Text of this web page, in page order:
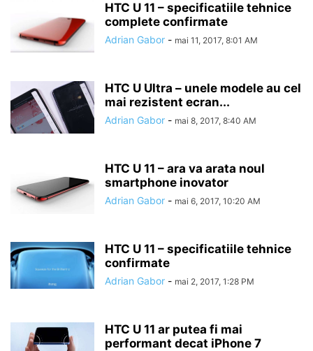
HTC U 11 – specificatiile tehnice
complete confirmate
Adrian Gabor - mai 11, 2017, 8:01 AM
HTC U Ultra – unele modele au cel
mai rezistent ecran...
Adrian Gabor - mai 8, 2017, 8:40 AM
HTC U 11 – ara va arata noul
smartphone inovator
Adrian Gabor - mai 6, 2017, 10:20 AM
HTC U 11 – specificatiile tehnice
confirmate
Adrian Gabor - mai 2, 2017, 1:28 PM
HTC U 11 ar putea fi mai
performant decat iPhone 7